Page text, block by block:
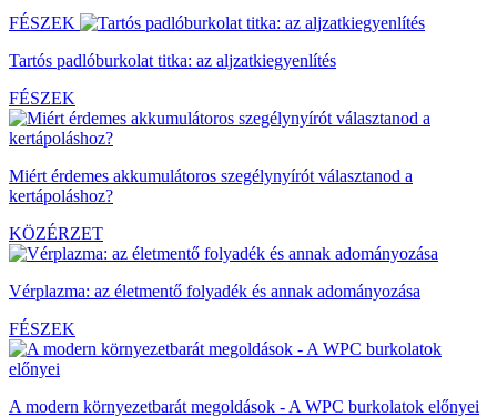
FÉSZEK
Tartós padlóburkolat titka: az aljzatkiegyenlítés
FÉSZEK
Miért érdemes akkumulátoros szegélynyírót választanod a
kertápoláshoz?
KÖZÉRZET
Vérplazma: az életmentő folyadék és annak adományozása
FÉSZEK
A modern környezetbarát megoldások - A WPC burkolatok előnyei